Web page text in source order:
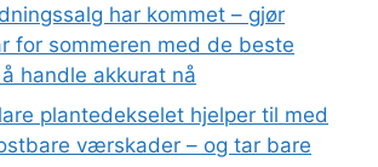
har kommet – gjør
for sommeren med de beste
handle akkurat nå
plantedekselet hjelper til med
værskader – og tar bare